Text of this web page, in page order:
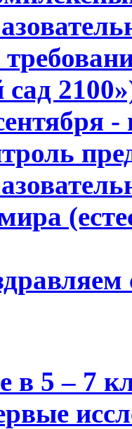
в 5 – 7